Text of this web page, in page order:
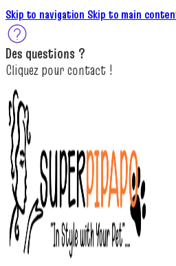
Skip to navigation Skip to main
Des questions ?
Cliquez pourcontact !